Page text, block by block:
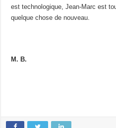
est technologique, Jean-Marc est
quelque chose de nouveau.
M. B.